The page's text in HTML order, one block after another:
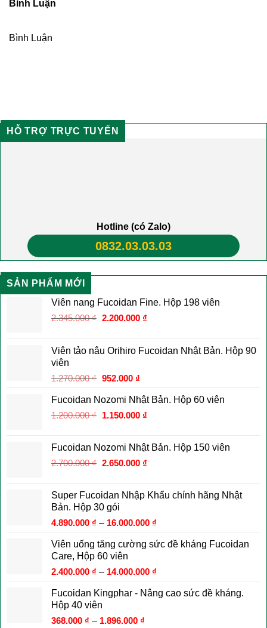
HỖ TRỢ TRỰC TUYẾN
Hotline (có Zalo)
0832.03.03.03
SẢN PHẨM MỚI
Viên nang Fucoidan Fine. Hộp 198 viên
2.345.000₫ Giá
2.345.000 ₫.
2.200.000 ₫Giá
là:
Viên tảo nâu Orihiro Fucoidan Nhật Bản. Hộp 90
viên
1.270.000₫ Giá
là:
1.270.000 ₫.
952.000 ₫Giá
tại
là:
Fucoidan Nozomi Nhật Bản. Hộp 60 viên
1.200.000₫ Giá
1.200.000 ₫.
1.150.000 ₫Giá
là:
1.150.000 ₫.
Fucoidan Nozomi Nhật Bản. Hộp 150 viên
2.700.000₫ Giá
2.700.000 ₫.
2.650.000 ₫Giá
là:
Super Fucoidan Nhập Khẩu chính hãng Nhật
Bản. Hộp 30 gói
4.890.000 ₫ – 16.000.000 ₫
Viên uống tăng cường sức đề kháng Fucoidan
Care, Hộp 60 viên
2.400.000 ₫ – 14.000.000 ₫
Fucoidan Kingphar - Nâng cao sức đề kháng.
Hộp 40 viên
368.000 ₫ – 1.896.000 ₫
Bình Luận
Bình Luận